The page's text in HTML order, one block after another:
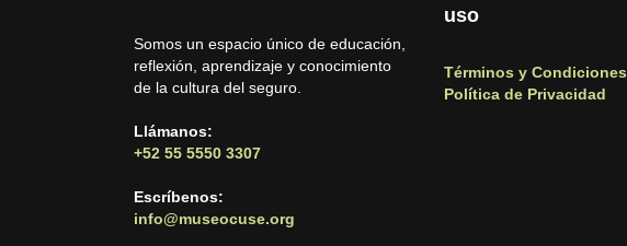
Somos un espacio único de educación,
reflexión, aprendizaje y conocimiento
de la cultura del seguro.
Llámanos:
+52 55 5550 3307
Escríbenos:
info@museocuse.org
uso
Términos y Condiciones
Política de Privacidad